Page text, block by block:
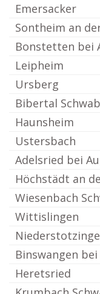
Emersacker
Sontheim an
Bonstetten bei
Leipheim
Ursberg
Bibertal
Haunsheim
Ustersbach
Adelsried bei
Höchstädt an
Wiesenbach
Wittislingen
Binswangen
Heretsried